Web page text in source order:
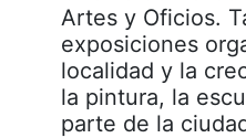
Artes y Oficios.
exposiciones
localidad y la
la pintura, la
parte de la